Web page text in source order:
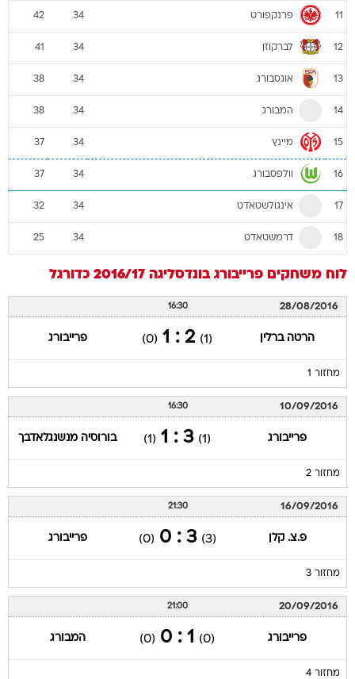
11 פרנקפורט 34
42
12 לברקוזן 34
41
13 אוגסבורג 34
38
14 המבורג 34
38
15 מיינץ 34
37
16 וולפסבורג 34
37
17 אינגולשטאדט 34
32
18 דרמשטאדט 34
25
לוח משחקים פרייבורג בונדסליגה 2016/17 כדורגל
28/08/2016
16:30
הרטה ברלין (1)
2 : 1
(0) פרייבורג
מחזור 1
10/09/2016
16:30
פרייבורג (1)
3 : 1
(1) בורוסיה מנשנגלאדבך
מחזור 2
16/09/2016
21:30
פ.צ. קלן (3)
3 : 0
(0) פרייבורג
מחזור 3
20/09/2016
21:00
פרייבורג (0)
1 : 0
(0) המבורג
מחזור 4